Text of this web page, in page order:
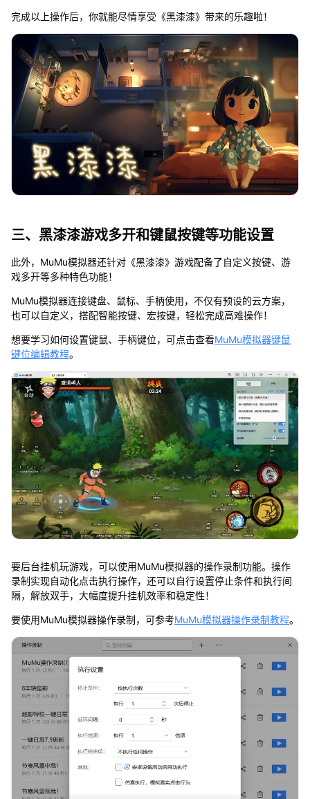
完成以上操作后，你就能尽情享受《黑漆漆》带来的乐趣啦！
三、黑漆漆游戏多开和键鼠按键等功能设置
此外，MuMu模拟器还针对《黑漆漆》游戏配备了自定义按键、游
戏多开等多种特色功能！
MuMu模拟器连接键盘、鼠标、手柄使用，不仅有预设的云方案，
也可以自定义，搭配智能按键、宏按键，轻松完成高难操作！
想要学习如何设置键鼠、手柄键位，可点击查看MuMu模拟器键鼠
键位编辑教程。
要后台挂机玩游戏，可以使用MuMu模拟器的操作录制功能。操作
录制实现自动化点击执行操作，还可以自行设置停止条件和执行间
隔，解放双手，大幅度提升挂机效率和稳定性！
要使用MuMu模拟器操作录制，可参考MuMu模拟器操作录制教程。